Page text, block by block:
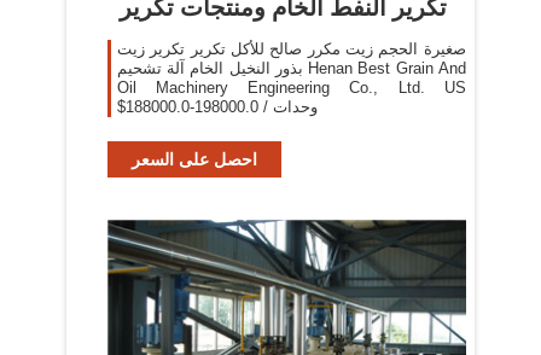
تكرير النفط الخام ومنتجات تكرير
صغيرة الحجم زيت مكرر صالح للأكل تكرير تكرير زيت
بذور النخيل الخام آلة تشحيم Henan Best Grain And
Oil Machinery Engineering Co., Ltd. US
$188000.0-198000.0 / وحدات
احصل على السعر